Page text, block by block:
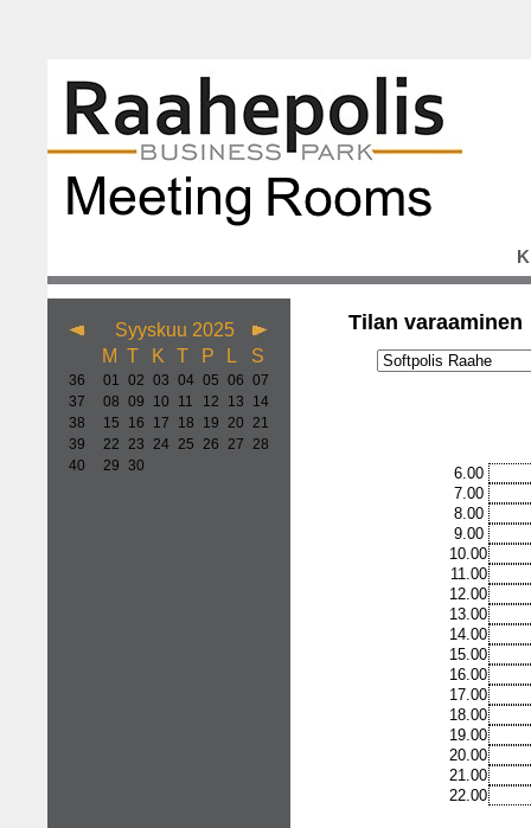
Syyskuu 2025
M T K T P L S
36 01 02 03 04 05 06 07
37
08 09 10 11 12 13
14
38
15 16 17 18 19 20 21
39
22 23 24 25 26 27 28
40
29 30
Tilan varaaminen
6.00
7.00
8.00
9.00
10.00
11.00
12.00
13.00
14.00
15.00
16.00
17.00
18.00
19.00
20.00
21.00
22.00